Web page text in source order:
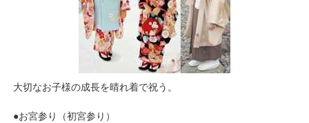
大切なお子様の成長を晴れ着で祝う。
●お宮参り（初宮参り）